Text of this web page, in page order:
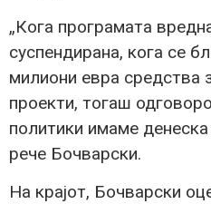
„Кога програмата
суспендирана, кога се
милиони евра средства
проекти, тогаш
политики имаме
рече Бочварски.
На крајот, Бочварски